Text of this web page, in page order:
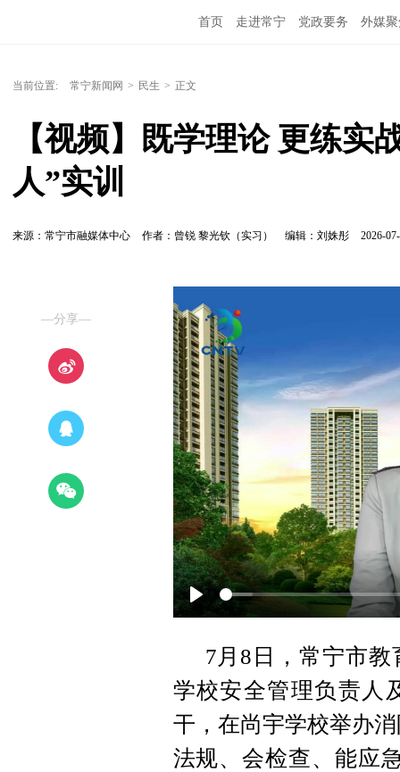
首页 走进常宁 党政要务 外媒
当前位置: 常宁新闻网 > 民生 > 正文
【视频】既学理论 更练
人”实训
来源：常宁市融媒体中心 作者：曾锐​ 黎光钦（实习） 编辑：刘姝彤 2026-
—分享—
Play
7月8日，常宁市
学校安全管理负责人
干，在尚宇学校举办
法规、会检查、能应